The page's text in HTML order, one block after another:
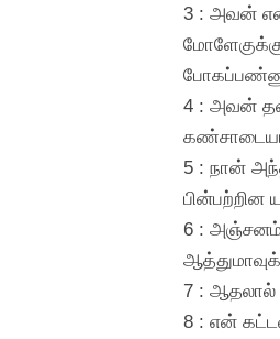
3 : அவன் என்
4 : அவன்
5 : நான்
பின்பற்றின
6 : அஞ்சனம்
7 : ஆதலால்
8 : என்